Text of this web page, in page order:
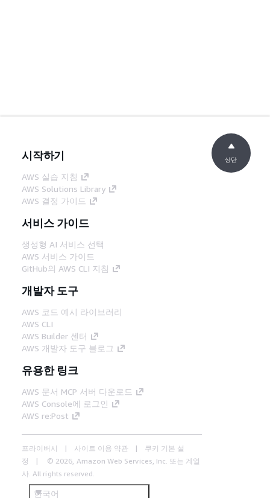
시작하기
AWS 실습 지침
AWS Solutions Library
AWS 결정 가이드
서비스 가이드
생성형 AI 서비스 선택
AWS 서비스 가이드
GitHub의 AWS CLI 지침
개발자 도구
AWS 코드 예시 라이브러리
AWS CLI
AWS Builder 센터
AWS 개발자 도구 블로그
유용한 링크
AWS 문서 MCP 서버 다운로드
AWS Console에 로그인
AWS re:Post
프라이버시 사이트 이용 약관
쿠키 기본 설
정
© 2026, Amazon Web Services, Inc. 또는 계열
사. All rights reserved.
한국어
상단